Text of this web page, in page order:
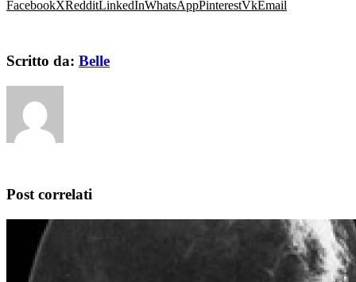
FacebookXRedditLinkedInWhatsAppPinterestVkEmail
Scritto da: Belle
Post correlati